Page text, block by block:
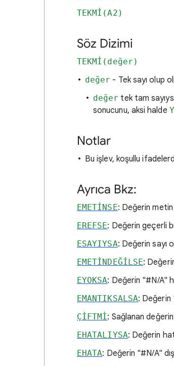
TEKMİ(A2)
Söz Dizimi
TEKMİ(değer)
değer - Tek sayı olup
değer tek tam
sonucunu, aksi halde
Notlar
Bu işlev, koşullu
Ayrıca Bkz:
EMETİNSE: Değerin metin
EREFSE: Değerin geçerli
ESAYIYSA: Değerin sayı
EMETİNDEĞİLSE:
EYOKSA: Değerin "#N/A"
EMANTIKSALSA: Değerin
ÇİFTMİ: Sağlanan
EHATALIYSA: Değerin
EHATA: Değerin "#N/A"